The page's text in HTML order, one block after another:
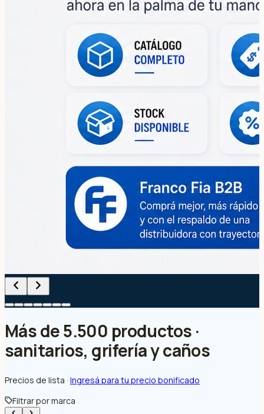
Más de 5.500 productos ·
sanitarios, grifería y caños
Precios de lista · Ingresá para tu precio bonificado
Filtrar por marca